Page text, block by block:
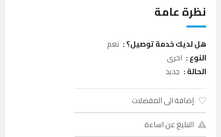
نظرة عامة
هل لديك خدمة توصيل؟ : نعم
النوع : اخرى
الحالة : جديد
إضافة الى المفضلات
التبليغ عن اساءة